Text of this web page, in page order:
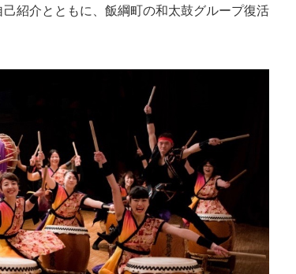
紹介とともに、飯綱町の和太鼓グループ復活